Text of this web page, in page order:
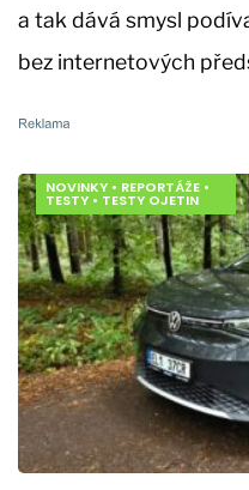
a tak dává smysl
bez internetových
NOVINKY • REPORTÁŽE •
TESTY • TESTY OJETIN